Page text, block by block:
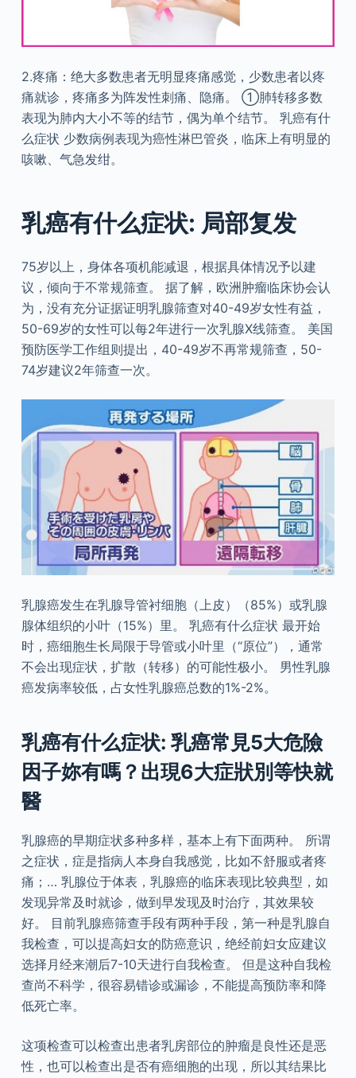
2.疼痛：绝大多数患者无明显疼痛感觉，少数患者以疼
痛就诊，疼痛多为阵发性刺痛、隐痛。 ①肺转移多数
表现为肺内大小不等的结节，偶为单个结节。 乳癌有什
么症状 少数病例表现为癌性淋巴管炎，临床上有明显的
咳嗽、气急发绀。
乳癌有什么症状: 局部复发
75岁以上，身体各项机能减退，根据具体情况予以建
议，倾向于不常规筛查。 据了解，欧洲肿瘤临床协会认
为，没有充分证据证明乳腺筛查对40-49岁女性有益，
50-69岁的女性可以每2年进行一次乳腺X线筛查。 美国
预防医学工作组则提出，40-49岁不再常规筛查，50-
74岁建议2年筛查一次。
乳腺癌发生在乳腺导管衬细胞（上皮）（85%）或乳腺
腺体组织的小叶（15%）里。 乳癌有什么症状 最开始
时，癌细胞生长局限于导管或小叶里（“原位”），通常
不会出现症状，扩散（转移）的可能性极小。 男性乳腺
癌发病率较低，占女性乳腺癌总数的1%-2%。
乳癌有什么症状: 乳癌常見5大危險
因子妳有嗎？出現6大症狀別等快就
醫
乳腺癌的早期症状多种多样，基本上有下面两种。 所谓
之症状，症是指病人本身自我感觉，比如不舒服或者疼
痛；… 乳腺位于体表，乳腺癌的临床表现比较典型，如
发现异常及时就诊，做到早发现及时治疗，其效果较
好。 目前乳腺癌筛查手段有两种手段，第一种是乳腺自
我检查，可以提高妇女的防癌意识，绝经前妇女应建议
选择月经来潮后7-10天进行自我检查。 但是这种自我检
查尚不科学，很容易错诊或漏诊，不能提高预防率和降
低死亡率。
这项检查可以检查出患者乳房部位的肿瘤是良性还是恶
性，也可以检查出是否有癌细胞的出现，所以其结果比